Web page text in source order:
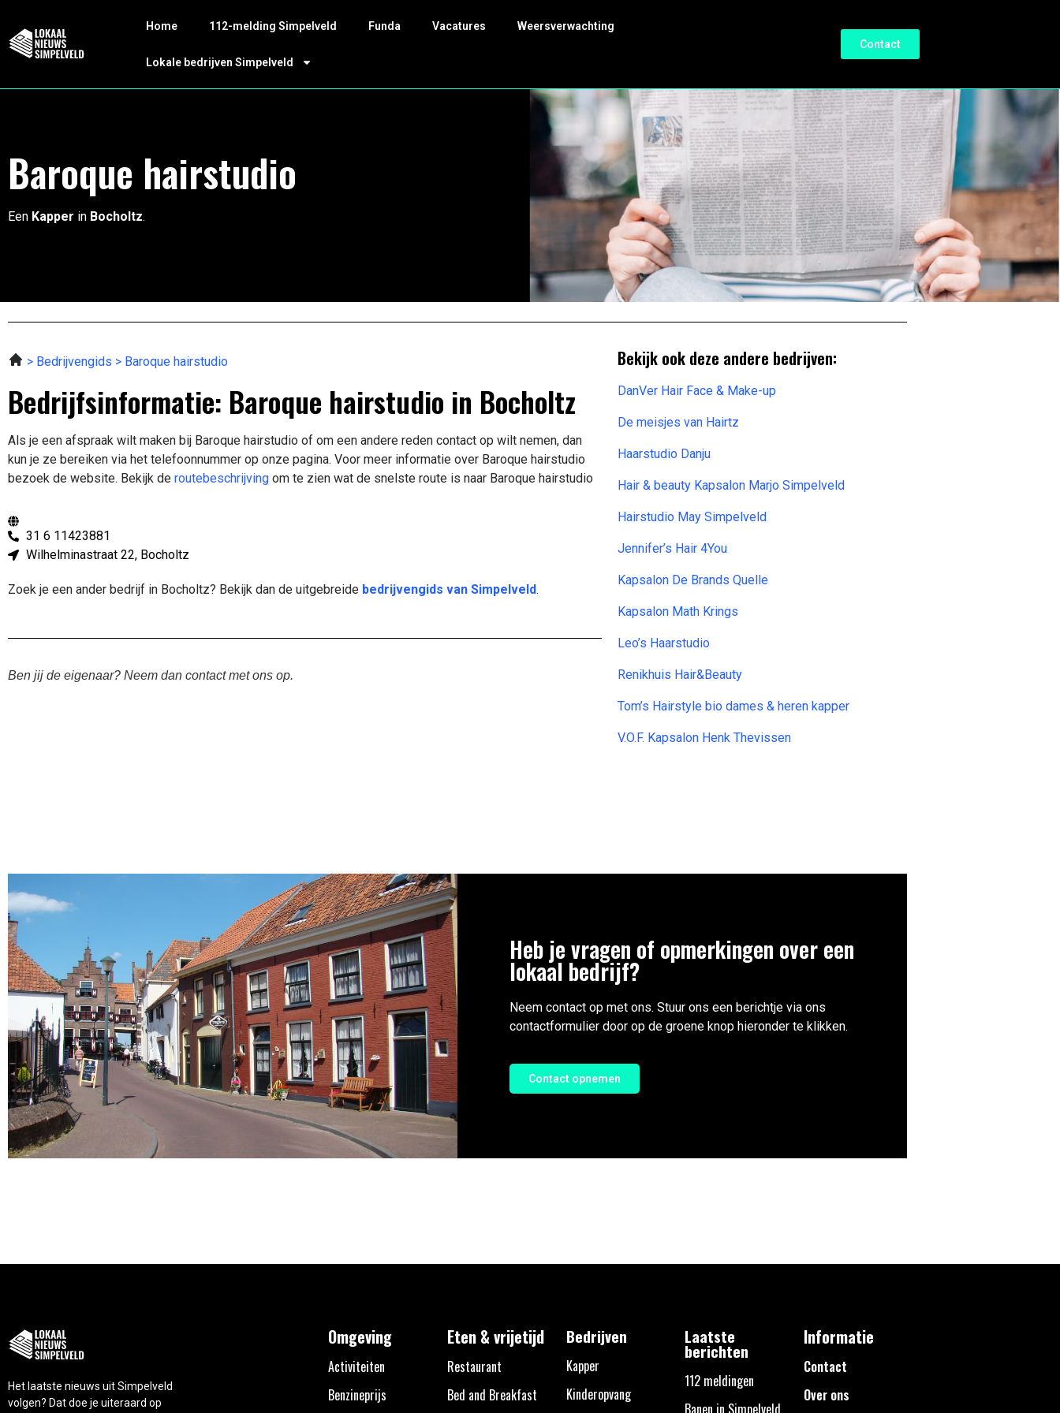
Home 112-melding Simpelveld Funda Vacatures Weersverwachting
Lokale bedrijven Simpelveld
Contact
Baroque hairstudio
Een Kapper in Bocholtz.
Bedrijvengids Baroque hairstudio
Bedrijfsinformatie: Baroque hairstudio in Bocholtz
Als je een afspraak wilt maken bij Baroque hairstudio of om een andere reden contact op wilt nemen, dan
kun je ze bereiken via het telefoonnummer op onze pagina. Voor meer informatie over Baroque hairstudio
bezoek de website. Bekijk de routebeschrijving om te zien wat de snelste route is naar Baroque hairstudio
31 6 11423881
Wilhelminastraat 22, Bocholtz
Zoek je een ander bedrijf in Bocholtz? Bekijk dan de uitgebreide bedrijvengids van Simpelveld.
Ben jij de eigenaar? Neem dan contact met ons op.
Bekijk ook deze andere bedrijven:
DanVer Hair Face & Make-up
De meisjes van Hairtz
Haarstudio Danju
Hair & beauty Kapsalon Marjo Simpelveld
Hairstudio May Simpelveld
Jennifer’s Hair 4You
Kapsalon De Brands Quelle
Kapsalon Math Krings
Leo’s Haarstudio
Renikhuis Hair&Beauty
Tom’s Hairstyle bio dames & heren kapper
V.O.F. Kapsalon Henk Thevissen
Heb je vragen of opmerkingen over een
lokaal bedrijf?
Neem contact op met ons. Stuur ons een berichtje via ons
contactformulier door op de groene knop hieronder te klikken.
Contact opnemen
Het laatste nieuws uit Simpelveld
volgen? Dat doe je uiteraard op
Omgeving
Activiteiten
Benzineprijs
Eten & vrijetijd
Restaurant
Bed and Breakfast
Bedrijven
Kapper
Kinderopvang
Laatste
berichten
112 meldingen
Banen in Simpelveld
Informatie
Contact
Over ons